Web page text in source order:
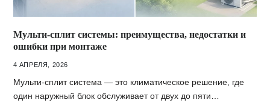
Мульти-сплит системы: преимущества, недостатки и
ошибки при монтаже
4 АПРЕЛЯ, 2026
Мульти-сплит система — это климатическое решение, где
один наружный блок обслуживает от двух до пяти…